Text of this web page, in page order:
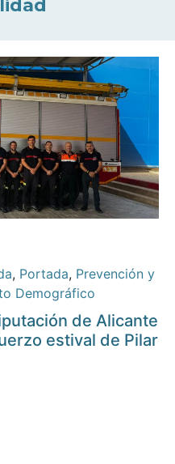
, Portada, Prevención y
Demográfico
de Alicante
estival de Pilar